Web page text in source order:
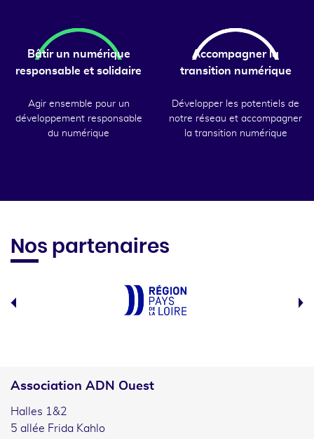
Bâtir un numérique
responsable et solidaire
Agir ensemble pour un
développement responsable
du numérique
Accompagner la
transition numérique
Développer les potentiels de
notre réseau et accompagner
la transition numérique
Nos partenaires
Association ADN Ouest
Halles 1&2
5 allée Frida Kahlo